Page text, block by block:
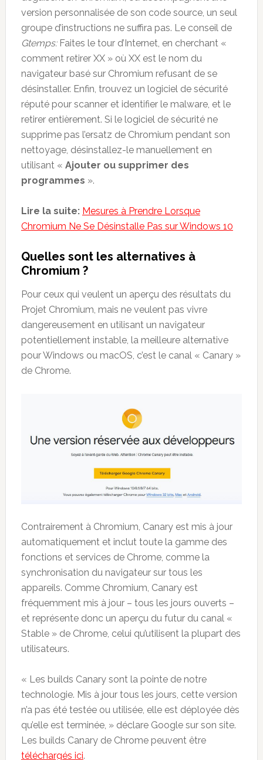
version personnalisée de son code source, un seul
groupe d’instructions ne suffira pas. Le conseil de
Gtemps:Faites le tour d’Internet, en cherchant «
comment retirer XX » où XX est le nom du
navigateur basé sur Chromium refusant de se
désinstaller. Enfin, trouvez un logiciel de sécurité
réputé pour scanner et identifier le malware, et le
retirer entièrement. Si le logiciel de sécurité ne
supprime pas l’ersatz de Chromium pendant son
nettoyage, désinstallez-le manuellement en
utilisant « Ajouter ou supprimer des
programmes ».
Lire la suite: Mesures à Prendre Lorsque
Chromium Ne Se Désinstalle Pas sur Windows 10
Quelles sont les alternatives à
Chromium ?
Pour ceux qui veulent un aperçu des résultats du
Projet Chromium, mais ne veulent pas vivre
dangereusement en utilisant un navigateur
potentiellement instable, la meilleure alternative
pour Windows ou macOS, c’est le canal « Canary »
de Chrome.
Contrairement à Chromium, Canary est mis à jour
automatiquement et inclut toute la gamme des
fonctions et services de Chrome, comme la
synchronisation du navigateur sur tous les
appareils. Comme Chromium, Canary est
fréquemment mis à jour – tous les jours ouverts –
et représente donc un aperçu du futur du canal «
Stable » de Chrome, celui qu’utilisent la plupart des
utilisateurs.
« Les builds Canary sont la pointe de notre
technologie. Mis à jour tous les jours, cette version
n’a pas été testée ou utilisée, elle est déployée dès
qu’elle est terminée, » déclare Google sur son site.
Les builds Canary de Chrome peuvent être
téléchargés ici.